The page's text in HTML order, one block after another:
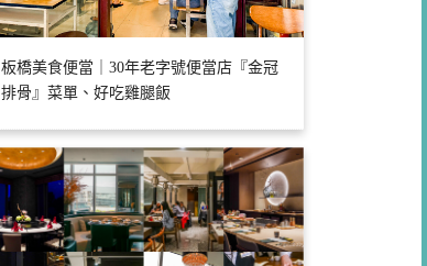
板橋美食便當｜30年老字號便當店『金冠
排骨』菜單、好吃雞腿飯